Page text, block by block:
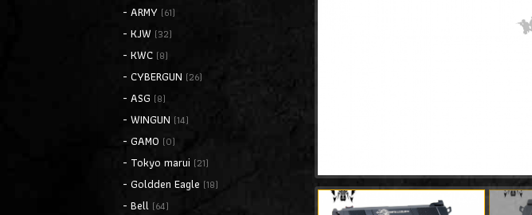
- ARMY (61)
- KJW (32)
- KWC (8)
- CYBERGUN (26)
- ASG (8)
- WINGUN (14)
- GAMO (0)
- Tokyo marui (21)
- Goldden Eagle (18)
- Bell (64)